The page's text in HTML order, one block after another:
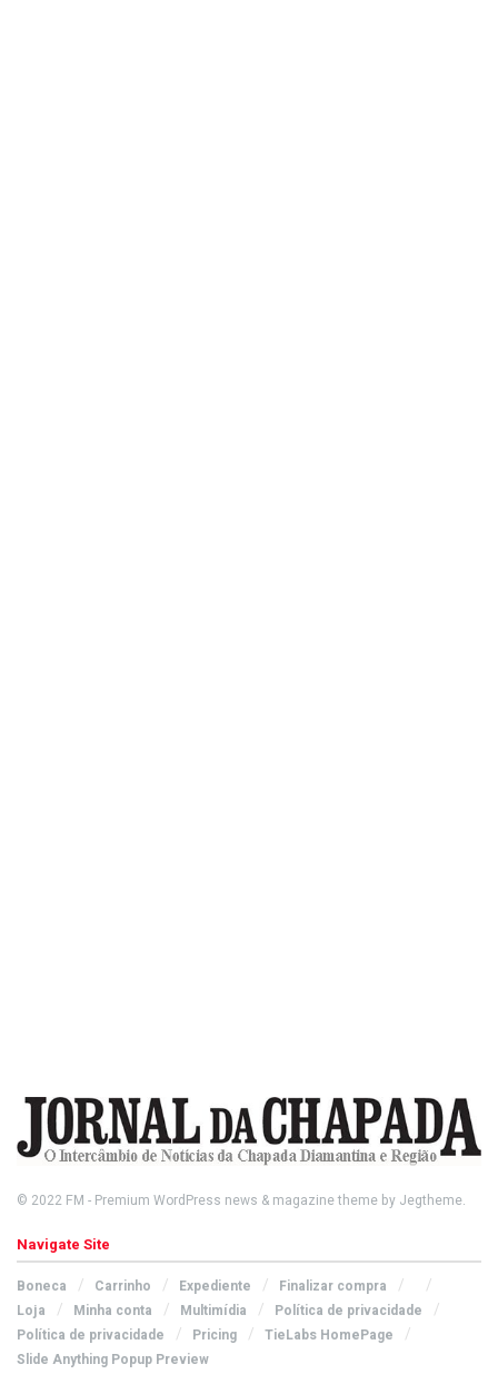
© 2022 FM - Premium WordPress news & magazine theme by Jegtheme.
Navigate Site
Boneca Carrinho Expediente
Finalizar compra
Loja
Minha conta Multimídia
Política de privacidade
Política de privacidade
Pricing
TieLabs HomePage
Slide Anything Popup Preview